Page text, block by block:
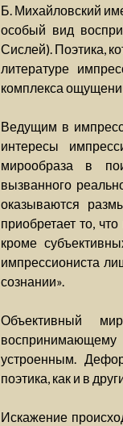
Б. Михайловский
особый вид
Сислей). Поэтика,
литературе
комплекса
Ведущим в
интересы
мирообраза в
вызванного
оказываются
приобретает то,
кроме
импрессиониста
сознании».
Объективный
воспринимающему
устроенным.
поэтика, как и в
Искажение